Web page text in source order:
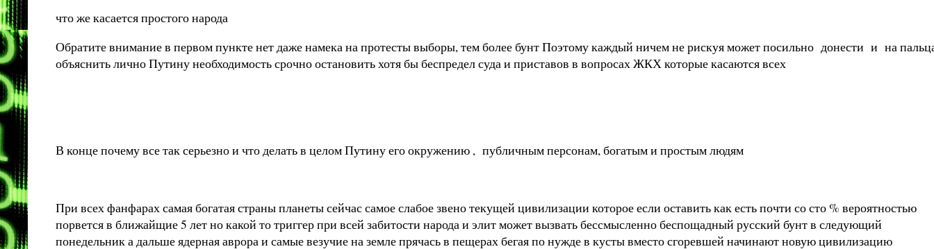
что же касается простого народа
Обратите внимание в первом пункте нет даже намека на протесты выборы, тем более бунт Поэтому каждый ничем не рискуя может посильно донести и на
объяснить лично Путину необходимость срочно остановить хотя бы беспредел суда и приставов в вопросах ЖКХ которые касаются всех
В конце почему все так серьезно и что делать в целом Путину его окружению , публичным персонам, богатым и простым людям
При всех фанфарах самая богатая страны планеты сейчас самое слабое звено текущей цивилизации которое если оставить как есть почти со сто % вероятностью
порвется в ближайщие 5 лет но какой то триггер при всей забитости народа и элит может вызвать бессмысленно беспощадный русский бунт в следующий
понедельник а дальше ядерная аврора и самые везучие на земле прячась в пещерах бегая по нужде в кусты вместо сгоревшей начинают новую цивилизацию